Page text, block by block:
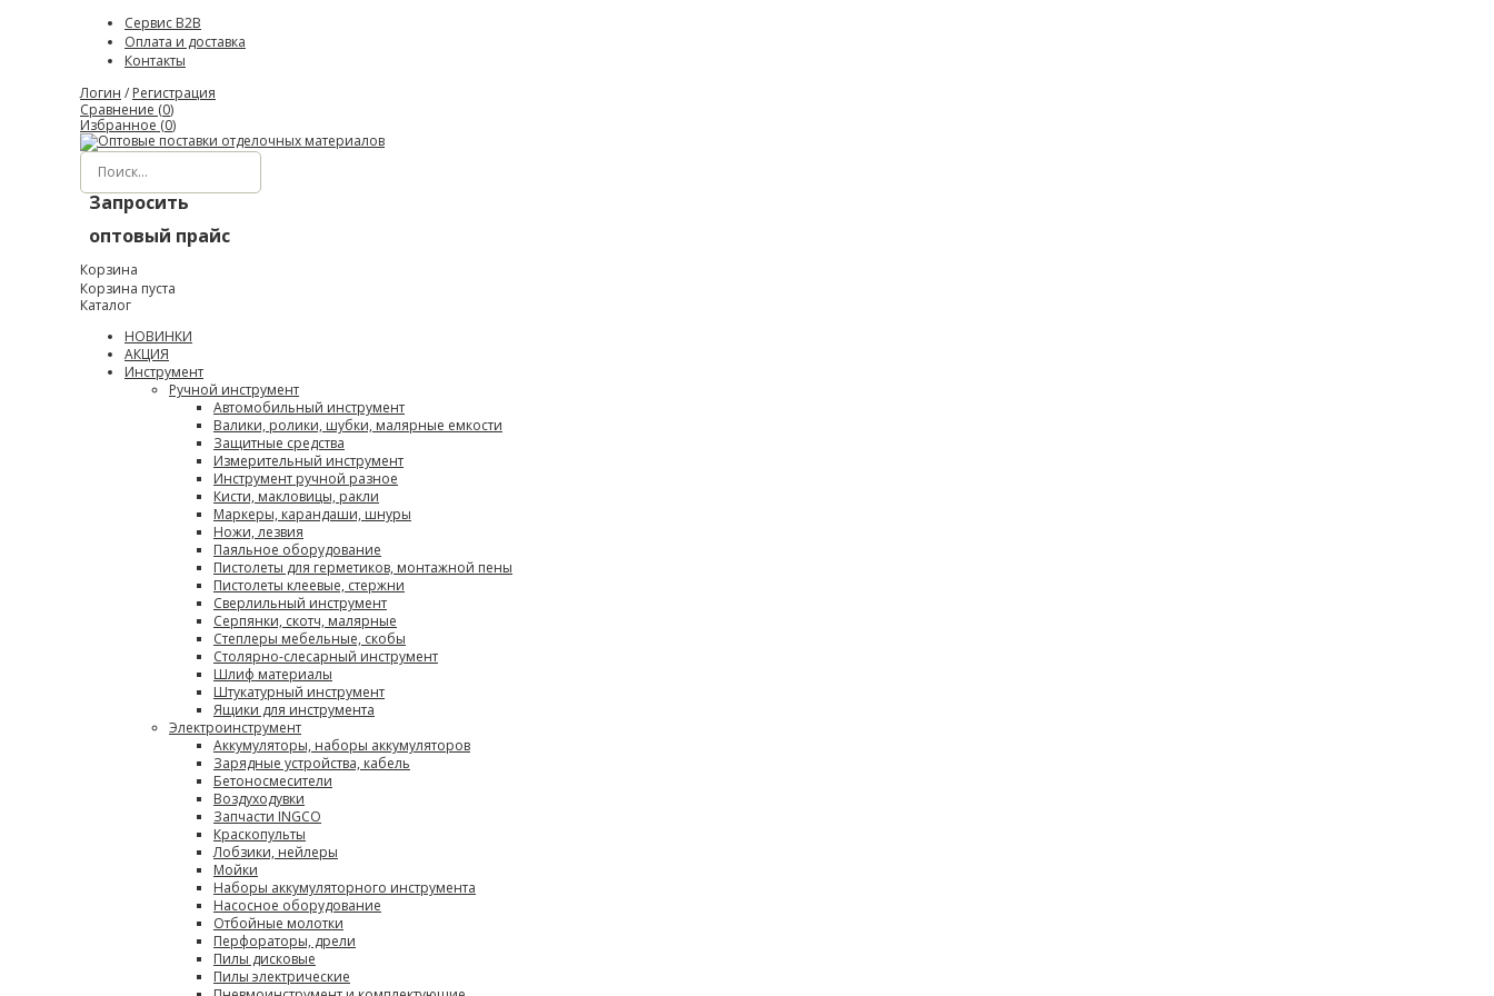
Сервис B2B
Оплата и доставка
Контакты
Логин / Регистрация
Сравнение (0)
Избранное (0)
Запросить
оптовый прайс
Корзина
Корзина пуста
Каталог
НОВИНКИ
АКЦИЯ
Инструмент
Ручной инструмент
Автомобильный инструмент
Валики, ролики, шубки, малярные емкости
Защитные средства
Измерительный инструмент
Инструмент ручной разное
Кисти, макловицы, ракли
Маркеры, карандаши, шнуры
Ножи, лезвия
Паяльное оборудование
Пистолеты для герметиков, монтажной пены
Пистолеты клеевые, стержни
Сверлильный инструмент
Серпянки, скотч, малярные
Степлеры мебельные, скобы
Столярно-слесарный инструмент
Шлиф материалы
Штукатурный инструмент
Ящики для инструмента
Электроинструмент
Аккумуляторы, наборы аккумуляторов
Зарядные устройства, кабель
Бетоносмесители
Воздуходувки
Запчасти INGCO
Краскопульты
Лобзики, нейлеры
Мойки
Наборы аккумуляторного инструмента
Насосное оборудование
Отбойные молотки
Перфораторы, дрели
Пилы дисковые
Пилы электрические